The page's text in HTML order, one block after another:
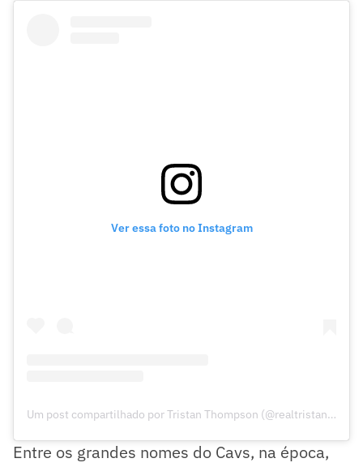
Ver essa foto no Instagram
Um post compartilhado por Tristan Thompson (@realtristan13)
Entre os grandes nomes do Cavs, na época,